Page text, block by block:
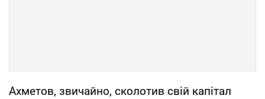
Ахметов, звичайно, сколотив свій капітал